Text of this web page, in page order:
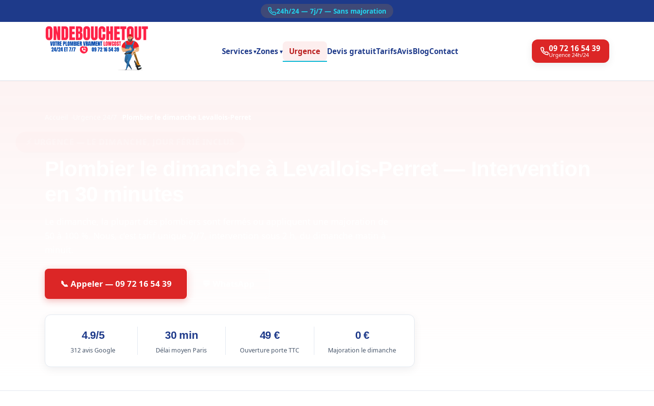
24h/24 — 7j/7 — Sans majoration
Services ▾Zones ▾ Urgence Devis gratuitTarifsAvisBlogContact 09 72 16 54 39
Urgence 24h/24
📞 Appeler — 09 72 16 54 39
4.9/5
312 avis Google
30 min
Délai moyen Paris
49 €
Ouverture porte TTC
0 €
Majoration le dimanche